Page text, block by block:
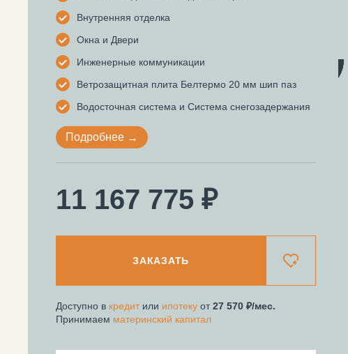
Внутренняя отделка
Окна и Двери
Инженерные коммуникации
Ветрозащитная плита Белтермо 20 мм шип паз
Водосточная система и Система снегозадержания
Подробнее
11 167 775 ₽
ЗАКАЗАТЬ
Доступно в кредитили ипотеку от27 570
/мес.
Принимаем материнский капитал